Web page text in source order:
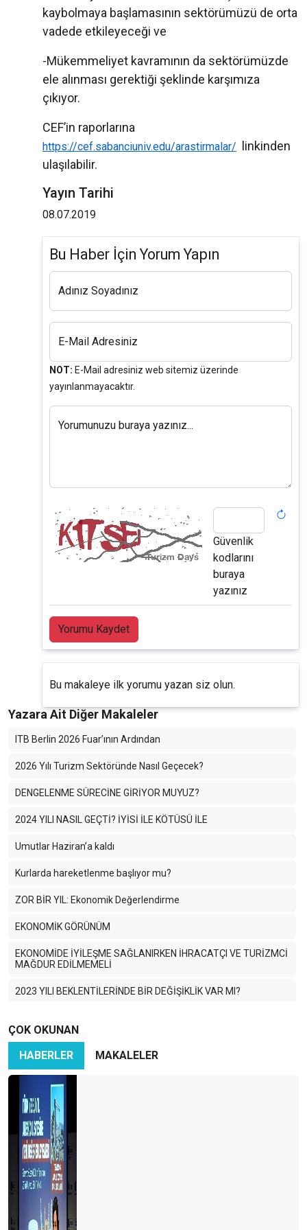
kaybolmaya başlamasının sektörümüzü de orta
vadede etkileyeceği ve
-Mükemmeliyet kavramının da sektörümüzde
ele alınması gerektiği şeklinde karşımıza
çıkıyor.
CEF’in raporlarına
https://cef.sabanciuniv.edu/arastirmalar/
linkinden
ulaşılabilir.
Yayın Tarihi
08.07.2019
Bu Haber İçin Yorum Yapın
Adınız Soyadınız
E-Mail Adresiniz
NOT: E-Mail adresiniz web sitemiz üzerinde
yayınlanmayacaktır.
Yorumunuzu buraya yazınız...
Güvenlik
kodlarını
buraya
yazınız
Yorumu Kaydet
Bu makaleye ilk yorumu yazan siz olun.
Yazara Ait Diğer Makaleler
ITB Berlin 2026 Fuar’ının Ardından
2026 Yılı Turizm Sektöründe Nasıl Geçecek?
DENGELENME SÜRECİNE GİRİYOR MUYUZ?
2024 YILI NASIL GEÇTİ? İYİSİ İLE KÖTÜSÜ İLE
Umutlar Haziran’a kaldı
Kurlarda hareketlenme başlıyor mu?
ZOR BİR YIL: Ekonomik Değerlendirme
EKONOMİK GÖRÜNÜM
EKONOMİDE İYİLEŞME SAĞLANIRKEN İHRACATÇI VE TURİZMCİ
MAĞDUR EDİLMEMELİ
2023 YILI BEKLENTİLERİNDE BİR DEĞİŞİKLİK VAR MI?
2023 YILINA MERHABA DERKEN
Yine yeniden enflasyon
EN BÜYÜK TEHDİT ENFLASYON CANAVARI
2022 YILINA MERHABA DERKEN
2019 YILINA GÖRE HAVACILIK NE DURUMDA?
SİSİFOS-2
Pandemi boyunca 42 havayolu iflas etti
ÇOK OKUNAN
HABERLER
MAKALELER